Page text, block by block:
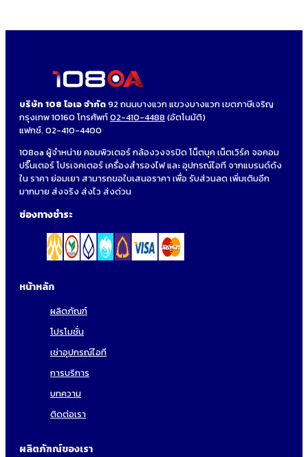
บริษัท 108 โอเอ จำกัด92 ถนนบางแวก แขวงบางแวก เขตภาษีเจริญ
กรุงเทพ 10160 โทรศัพท์02-410-4488 (อัตโนมัติ)
แฟกซ์. 02-410-4400
108oa ผู้จำหน่าย คอมพิวเตอร์ กล้องวงจรปิด โน็ตบุค เน็ตเวิร์ค จอคอม
ปริ๊นเตอร์ โปรเจคเตอร์ เครื่องสำรองไฟ และ อุปกรณ์ไอที จากแบรนด์ดัง
ใน ราคา ย่อมเยา สามารถขอใบเสนอราคา เพื่อ รับส่วนลด เพิ่มเติมอีก
มากมาย ส่งจริง ส่งไว ส่งด่วน
ช่องทางชำระ
หน้าหลัก
ผลิตภัณฑ์
โปรโมชั่น
เช่าอุปกรณ์ไอที
การบริการ
บทความ
ติดต่อเรา
ผลิตภัฑณ์ของเรา